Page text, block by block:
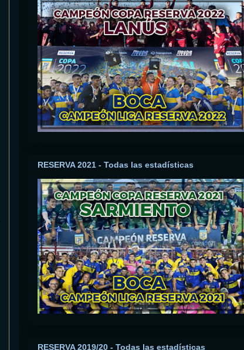
RESERVA 2021 - Todas las estadísticas
RESERVA 2019/20 - Todas las estadísticas